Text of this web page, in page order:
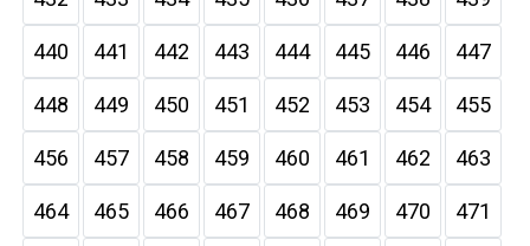
440 441 442 443 444 445 446 447
448 449 450 451 452 453 454 455
456 457 458 459 460 461 462 463
464 465 466 467 468 469 470 471